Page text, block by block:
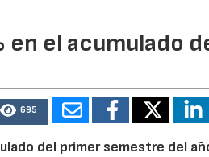
el acumulado
695
del primer semestre del